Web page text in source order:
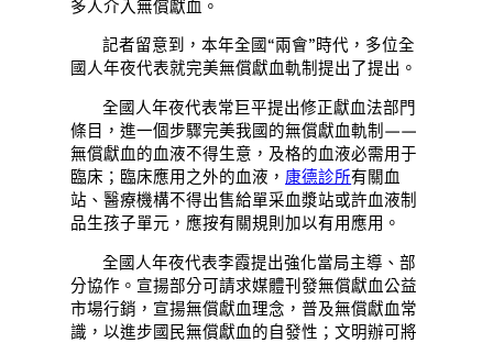
多人介入無償獻血。
記者留意到，本年全國“兩會”時代，多位全
國人年夜代表就完美無償獻血軌制提出了提出。
全國人年夜代表常巨平提出修正獻血法部門
條目，進一個步驟完美我國的無償獻血軌制——
無償獻血的血液不得生意，及格的血液必需用于
臨床；臨床應用之外的血液， 康德診所有關血
站、醫療機構不得出售給單采血漿站或許血液制
品生孩子單元，應按有關規則加以有用應用。
全國人年夜代表李霞提出強化當局主導、部
分協作。宣揚部分可請求媒體刊發無償獻血公益
市場行銷，宣揚無償獻血理念，普及無償獻血常
識，以進步國民無償獻血的自發性；文明辦可將